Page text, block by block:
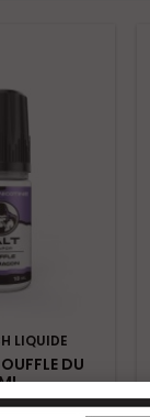
LIQUIDE
DU